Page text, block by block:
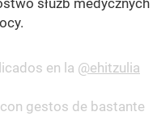
służb medycznych
en la @ehitzulia
gestos de bastante